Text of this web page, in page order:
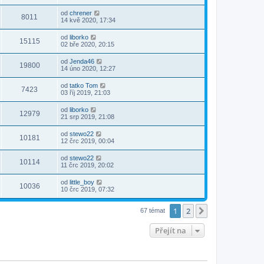
8011 od chrener
14 kvě 2020, 17:34
15115 od liborko
02 bře 2020, 20:15
19800 od Jenda46
14 úno 2020, 12:27
7423 od tatko Tom
03 říj 2019, 21:03
12979 od liborko
21 srp 2019, 21:08
10181 od stewo22
12 črc 2019, 00:04
10114 od stewo22
11 črc 2019, 20:02
10036 od little_boy
10 črc 2019, 07:32
67 témat 1 2
Přejít na